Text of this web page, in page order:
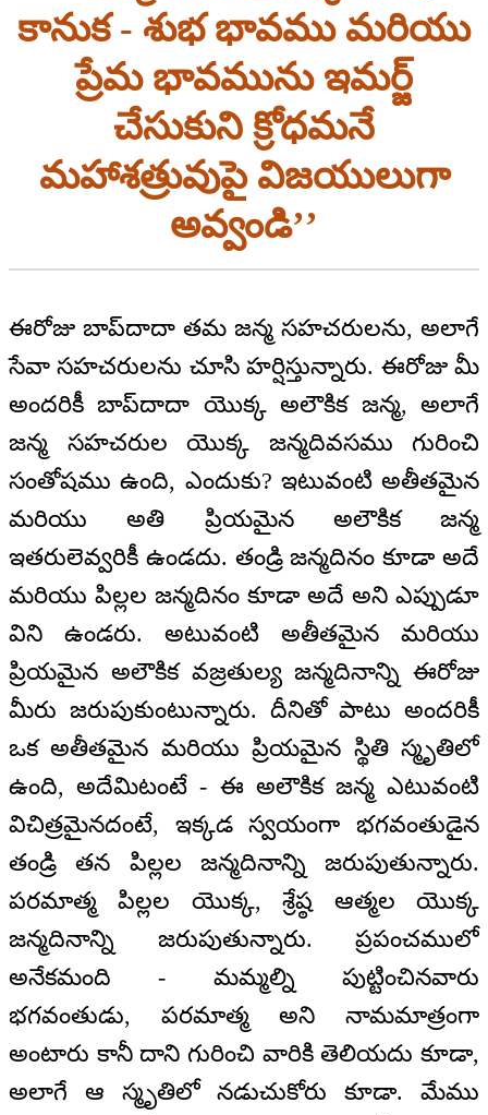
కానుక - శుభ భావము మరియు
ప్రేమ భావమును ఇమర్జ్
చేసుకుని క్రోధమనే
మహాశత్రువుపై విజయులుగా
అవ్వండి’’
ఈరోజు బాప్‌‌దాదా తమ జన్మ సహచరులను, అలాగే
సేవా సహచరులను చూసి హర్షిస్తున్నారు. ఈరోజు మీ
అందరికీ బాప్‌‌దాదా యొక్క అలౌకిక జన్మ, అలాగే
జన్మ సహచరుల యొక్క జన్మదివసము గురించి
సంతోషము ఉంది, ఎందుకు? ఇటువంటి అతీతమైన
మరియు అతి ప్రియమైన అలౌకిక జన్మ
ఇతరులెవ్వరికీ ఉండదు. తండ్రి జన్మదినం కూడా అదే
మరియు పిల్లల జన్మదినం కూడా అదే అని ఎప్పుడూ
విని ఉండరు. అటువంటి అతీతమైన మరియు
ప్రియమైన అలౌకిక వజ్రతుల్య జన్మదినాన్ని ఈరోజు
మీరు జరుపుకుంటున్నారు. దీనితో పాటు అందరికీ
ఒక అతీతమైన మరియు ప్రియమైన స్థితి స్మృతిలో
ఉంది, అదేమిటంటే - ఈ అలౌకిక జన్మ ఎటువంటి
విచిత్రమైనదంటే, ఇక్కడ స్వయంగా భగవంతుడైన
తండ్రి తన పిల్లల జన్మదినాన్ని జరుపుతున్నారు.
పరమాత్మ పిల్లల యొక్క, శ్రేష్ఠ ఆత్మల యొక్క
జన్మదినాన్ని జరుపుతున్నారు. ప్రపంచములో
అనేకమంది - మమ్మల్ని పుట్టించినవారు
భగవంతుడు, పరమాత్మ అని నామమాత్రంగా
అంటారు కానీ దాని గురించి వారికి తెలియదు కూడా,
అలాగే ఆ స్మృతిలో నడుచుకోరు కూడా. మేము